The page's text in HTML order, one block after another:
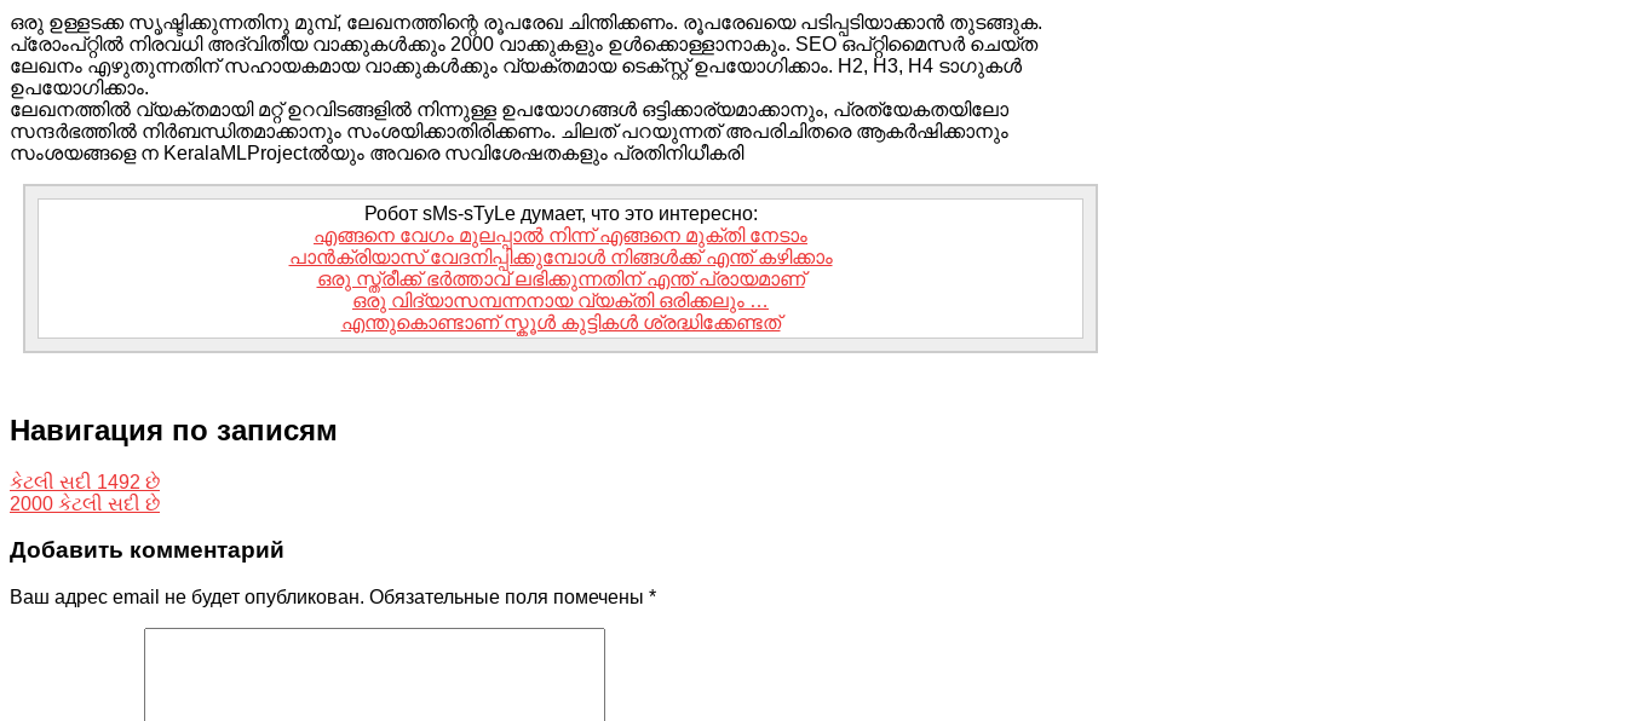
ഒരു ഉള്ളടക്ക സൃഷ്ടിക്കുന്നതിനു മുമ്പ്, ലേഖനത്തിന്റെ രൂപരേഖ ചിന്തിക്കണം. രൂപരേഖയെ പടിപ്പടിയാക്കാൻ തുടങ്ങുക.
പ്രോംപ്റ്റിൽ നിരവധി അദ്വിതീയ വാക്കുകൾക്കും 2000 വാക്കുകളും ഉൾക്കൊള്ളാനാകും. SEO ഒപ്റ്റിമൈസർ ചെയ്ത
ലേഖനം എഴുതുന്നതിന് സഹായകമായ വാക്കുകൾക്കും വ്യക്തമായ ടെക്സ്റ്റ് ഉപയോഗിക്കാം. H2, H3, H4 ടാഗുകൾ
ഉപയോഗിക്കാം.
ലേഖനത്തിൽ വ്യക്തമായി മറ്റ് ഉറവിടങ്ങളിൽ നിന്നുള്ള ഉപയോഗങ്ങൾ ഒട്ടിക്കാര്യമാക്കാനും, പ്രത്യേകതയിലോ
സന്ദർഭത്തിൽ നിർബന്ധിതമാക്കാനും സംശയിക്കാതിരിക്കണം. ചിലത് പറയുന്നത് അപരിചിതരെ ആകർഷിക്കാനും
സംശയങ്ങളെ ന KeralaMLProjectൽയും അവരെ സവിശേഷതകളും പ്രതിനിധീകരി
Робот sMs-sTyLe думает, что это интересно:
എങ്ങനെ വേഗം മുലപ്പാൽ നിന്ന് എങ്ങനെ മുക്തി നേടാം
പാൻക്രിയാസ് വേദനിപ്പിക്കുമ്പോൾ നിങ്ങൾക്ക് എന്ത് കഴിക്കാം
ഒരു സ്ത്രീക്ക് ഭർത്താവ് ലഭിക്കുന്നതിന് എന്ത് പ്രായമാണ്
ഒരു വിദ്യാസമ്പന്നനായ വ്യക്തി ഒരിക്കലും …
എന്തുകൊണ്ടാണ് സ്കൂൾ കുട്ടികൾ ശ്രദ്ധിക്കേണ്ടത്
Навигация по записям
કેટલી સદી 1492 છે
2000 કેટલી સદી છે
Добавить комментарий
Ваш адрес email не будет опубликован. Обязательные поля помечены *